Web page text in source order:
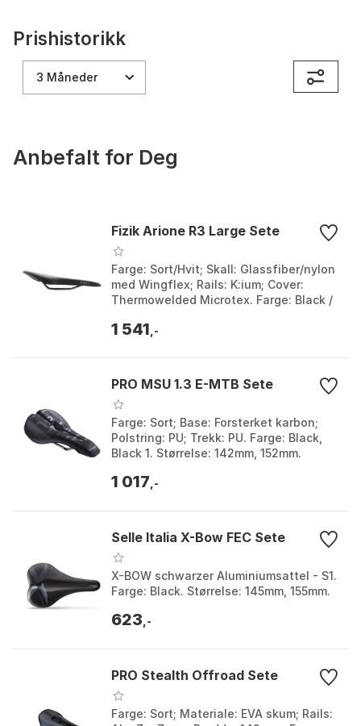
Prishistorikk
3 Måneder
Anbefalt for Deg
Fizik Arione R3 Large Sete
Farge: Sort/Hvit; Skall: Glassfiber/nylon
med Wingflex; Rails: K:ium; Cover:
Thermowelded Microtex. Farge: Black /
1 541 ,-
PRO MSU 1.3 E-MTB Sete
Farge: Sort; Base: Forsterket karbon;
Polstring: PU; Trekk: PU. Farge: Black,
Black 1. Størrelse: 142mm, 152mm.
1 017 ,-
Selle Italia X-Bow FEC Sete
X-BOW schwarzer Aluminiumsattel - S1.
Farge: Black. Størrelse: 145mm, 155mm.
623 ,-
PRO Stealth Offroad Sete
Farge: Sort; Materiale: EVA skum; Rails: